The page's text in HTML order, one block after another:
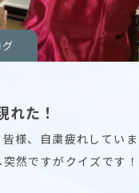
れた！
様、自粛疲れしてい
然ですがクイズです